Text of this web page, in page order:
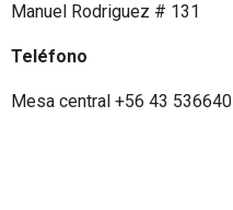
Manuel Rodriguez # 131
Teléfono
Mesa central +56 43 536640